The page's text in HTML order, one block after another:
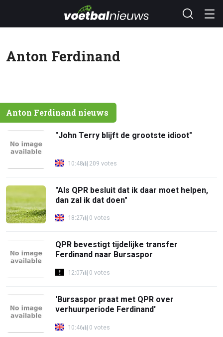
Anton Ferdinand
Anton Ferdinand nieuws
"John Terry blijft de grootste idioot"
10:48 209 votes
"Als QPR besluit dat ik daar moet helpen,
dan zal ik dat doen"
18:27 0 votes
QPR bevestigt tijdelijke transfer
Ferdinand naar Bursaspor
12:07 0 votes
'Bursaspor praat met QPR over
verhuurperiode Ferdinand'
10:46 0 votes